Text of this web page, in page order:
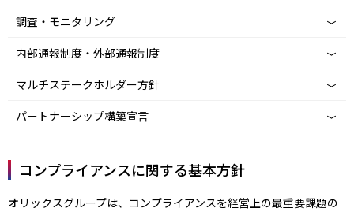
調査・モニタリング
内部通報制度・外部通報制度
マルチステークホルダー方針
パートナーシップ構築宣言
コンプライアンスに関する基本方針
オリックスグループは、コンプライアンスを経営上の最重要課題の